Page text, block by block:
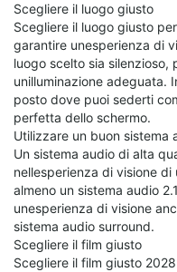
Scegliere il luogo giusto
Scegliere il luogo giusto
garantire unesperienza di
luogo scelto sia
unilluminazione adeguata.
posto dove puoi sederti
perfetta dello schermo.
Utilizzare un buon sistema
Un sistema audio di alta
nellesperienza di visione
almeno un sistema audio
unesperienza di visione
sistema audio surround.
Scegliere il film giusto
Scegliere il film giusto